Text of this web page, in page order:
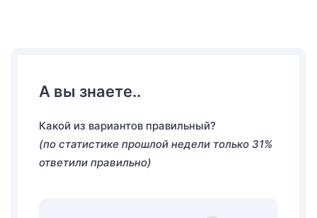
А вы знаете..
Какой из вариантов правильный?
(по статистике прошлой недели только 31%
ответили правильно)